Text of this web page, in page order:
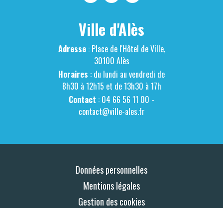
Ville d'Alès
Adresse: Place de l'Hôtel de Ville,
30100 Alès
Horaires : du lundi au vendredi de
8h30 à 12h15 et de 13h30 à 17h
Contact : 04 66 56 11 00 -
contact@ville-ales.fr
Données personnelles
Mentions légales
Gestion des cookies